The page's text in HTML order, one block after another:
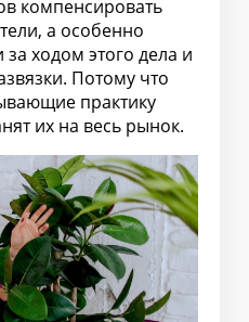
компенсировать
а особенно
ходом этого дела и
Потому что
практику
их на весь рынок.